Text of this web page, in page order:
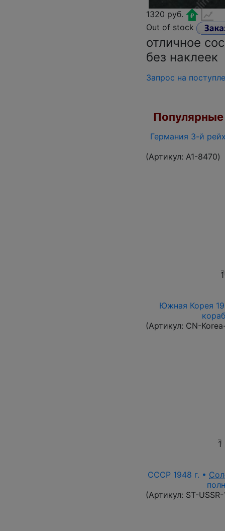
1320 руб.
Out of stock
отличное
без наклеек
Запрос на
Германия 3-й
(Артикул: A1-8470)
1
Южная Корея
(Артикул: CN-
1
СССР 1948 г. •
(Артикул: ST-